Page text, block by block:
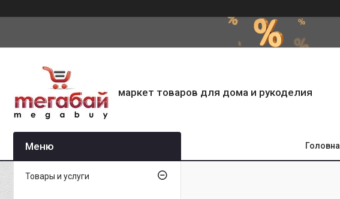
маркет товаров для дома и рукоделия
Головна
Товары и услуги